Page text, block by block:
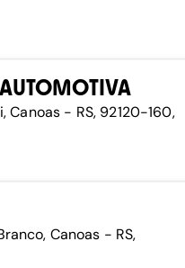
Canoas - RS, 92120-160,
Canoas - RS,